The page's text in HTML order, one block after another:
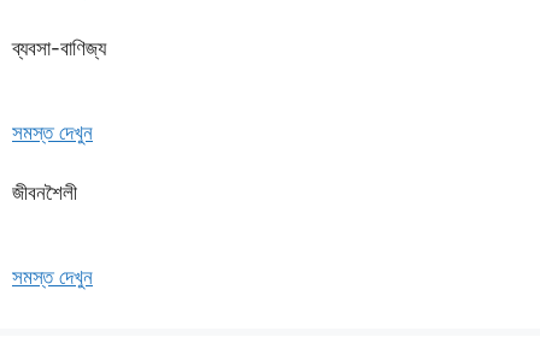
ব্যবসা-বাণিজ্য
সমস্ত দেখুন
জীবনশৈলী
সমস্ত দেখুন